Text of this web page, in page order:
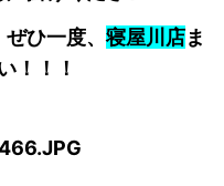
ぜひ一度、寝屋川店ま
！！！